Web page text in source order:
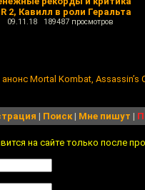
2, Кавилл в роли Геральта
09.11.18 189487 просмотров
Mortal Kombat, Assassin’s
| Поиск| Мне пишут |
на сайте только после